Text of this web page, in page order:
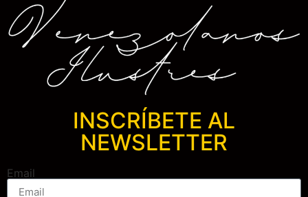
INSCRÍBETE AL
NEWSLETTER
Email